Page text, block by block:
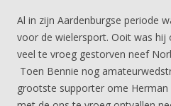
Al in zijn Aardenburgse periode
voor de wielersport. Ooit was hij
veel te vroeg gestorven neef
Toen Bennie nog
grootste supporter ome